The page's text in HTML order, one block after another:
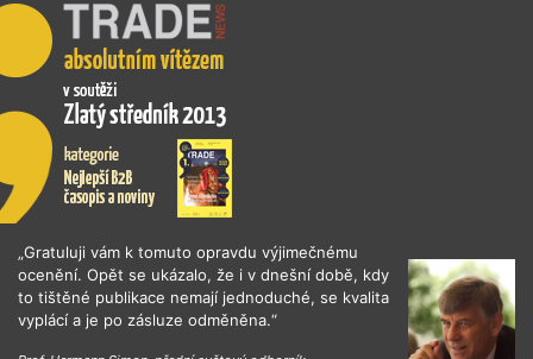
„Gratuluji vám k tomuto opravdu výjimečnému
ocenění. Opět se ukázalo, že i v dnešní době, kdy
to tištěné publikace nemají jednoduché, se kvalita
vyplácí a je po zásluze odměněna.“